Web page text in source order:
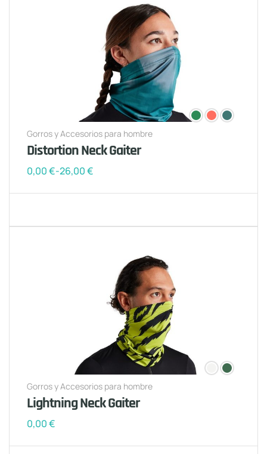
Gorros y Accesorios para hombre
Distortion Neck Gaiter
0,00€-26,00€
Gorros y Accesorios para hombre
Lightning Neck Gaiter
0,00€